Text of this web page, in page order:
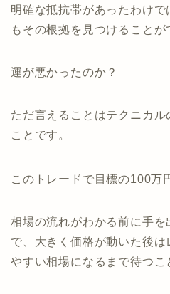
明確な抵抗帯があったわけ
もその根拠を見つけることが
運が悪かったのか？
ただ言えることはテクニカル
ことです。
このトレードで目標の100万
相場の流れがわかる前に手
で、大きく価格が動いた後は
やすい相場になるまで待つこ